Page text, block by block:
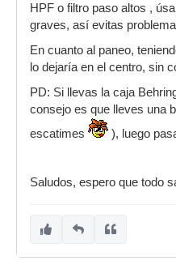
HPF o filtro paso altos ,
graves, así evitas
En cuanto al paneo,
lo dejaría en el centro, sin
PD: Si llevas la caja
consejo es que lleves una
escatimes
), luego
Saludos, espero que todo